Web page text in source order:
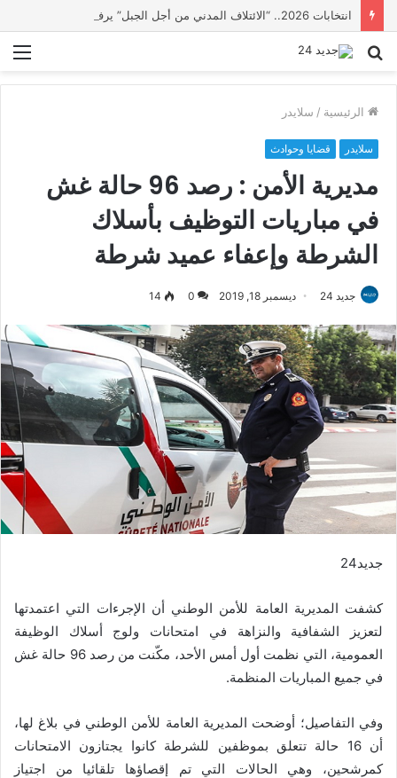
بحث
الرئيسية / سلايدر
سلايدر قضايا وحوادث
مديرية الأمن : رصد 96 حالة غش
في مباريات التوظيف بأسلاك
الشرطة وإعفاء عميد شرطة
جديد 24 ديسمبر 18, 2019 0
14
جديد24
كشفت المديرية العامة للأمن الوطني أن الإجرءات التي اعتمدتها
لتعزيز الشفافية والنزاهة في امتحانات ولوج أسلاك الوظيفة
العمومية، التي نظمت أول أمس الأحد، مكّنت من رصد 96 حالة غش
في جميع المباريات المنظمة.
وفي التفاصيل؛ أوضحت المديرية العامة للأمن الوطني في بلاغ لها،
أن 16 حالة تتعلق بموظفين للشرطة كانوا يجتازون الامتحانات
كمرشحين، وهي الحالات التي تم إقصاؤها تلقائيا من اجتياز